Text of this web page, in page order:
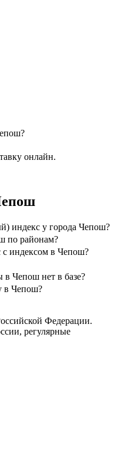
онлайн.
индекс у города Чепош?
по районам?
с индексом в Чепош?
в Чепош нет в базе?
в Чепош?
Федерации.
регулярные